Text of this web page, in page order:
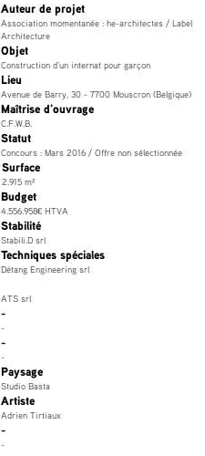
Auteur de projet
Association momentanée : he-architectes / Label
Architecture
Objet
Construction d'un internat pour garçon
Lieu
Avenue de Barry, 30 - 7700 Mouscron (Belgique)
Maîtrise d'ouvrage
C.F.W.B.
Statut
Concours : Mars 2016 / Offre non sélectionnée
Surface
2.915 m²
Budget
4.556.958€ HTVA
Stabilité
Stabili.D srl
Techniques spéciales
Détang Engineering srl
ATS srl
-
-
-
-
Paysage
Studio Basta
Artiste
Adrien Tirtiaux
-
-